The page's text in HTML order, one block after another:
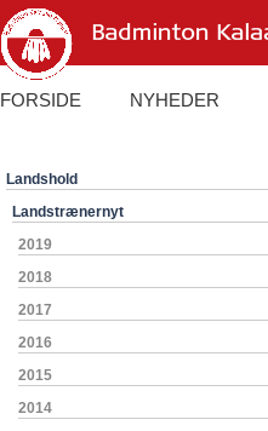
FORSIDE NYHEDER
Landshold
Landstrænernyt
2019
2018
2017
2016
2015
2014